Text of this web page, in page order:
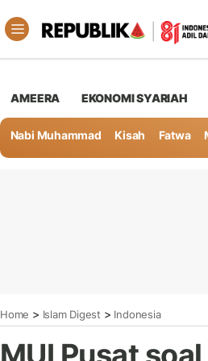
AMEERA EKONOMI SYARIAH
Nabi Muhammad Kisah Fatwa
Home > Islam Digest > Indonesia